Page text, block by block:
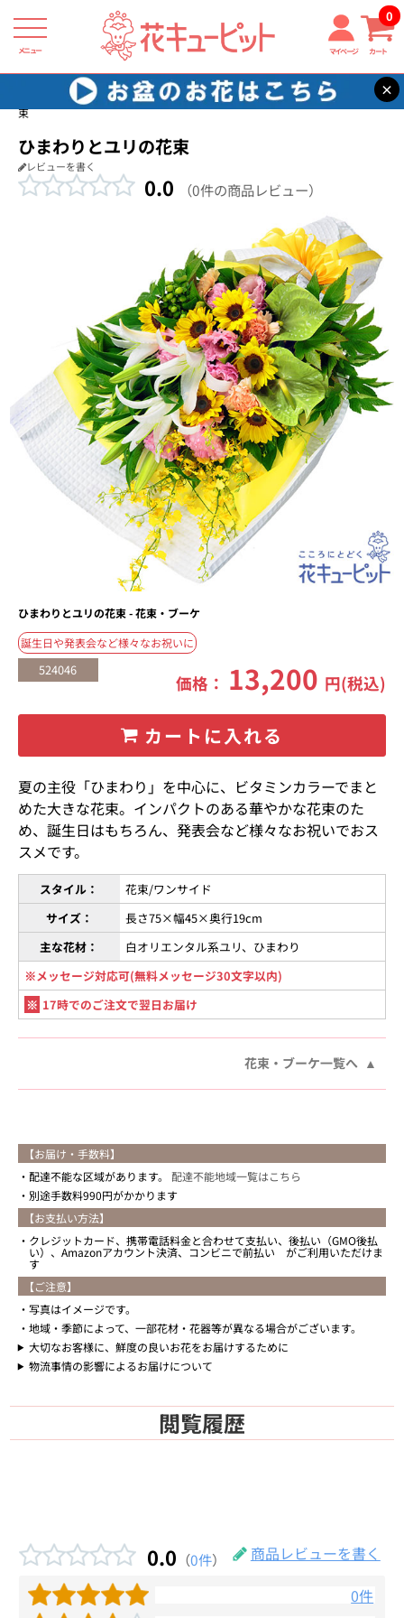
メニュー マイページ カート
0
×
花キューピット 花束・ブーケ
【花束・ブーケ】ひまわりとユリの花
束
ひまわりとユリの花束
レビューを書く
0.0 （0件の商品レビュー）
ひまわりとユリの花束 - 花束・ブーケ
誕生日や発表会など様々なお祝いに
524046
価格： 13,200 円(税込)
カートに入れる
夏の主役「ひまわり」を中心に、ビタミンカラーでまと
めた大きな花束。インパクトのある華やかな花束のた
め、誕生日はもちろん、発表会など様々なお祝いでおス
スメです。
スタイル：
花束/ワンサイド
サイズ：
長さ75×幅45×奥行19cm
主な花材：
白オリエンタル系ユリ、ひまわり
※メッセージ対応可(無料メッセージ30文字以内)
※ 17時でのご注文で翌日お届け
花束・ブーケ一覧へ
【お届け・手数料】
配達不能な区域があります。 配達不能地域一覧はこちら
別途手数料990円がかかります
【お支払い方法】
クレジットカード、携帯電話料金と合わせて支払い、後払い（GMO後払
い）、Amazonアカウント決済、コンビニで前払い がご利用いただけま
す
【ご注意】
写真はイメージです。
地域・季節によって、一部花材・花器等が異なる場合がございます。
大切なお客様に、鮮度の良いお花をお届けするために
物流事情の影響によるお届けについて
閲覧履歴
0.0 （0件）
商品レビューを書く
0件